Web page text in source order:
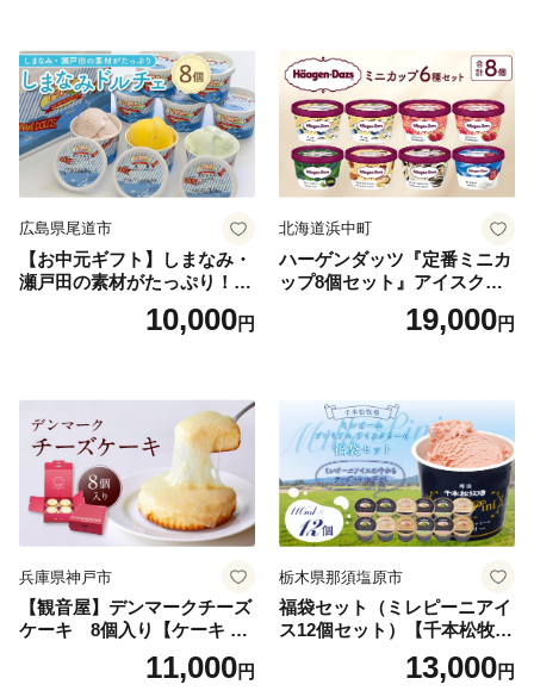
広島県尾道市
【お中元ギフト】しまなみ・
瀬戸田の素材がたっぷり！ジ
10,000円
北海道浜中町
ハーゲンダッツ『定番ミニカ
ップ8個セット』アイスクリ
ーム アイス スイーツ デザー
19,000円
兵庫県神戸市
【観音屋】デンマークチーズ
ケーキ 8個入り【ケーキ チ
ーズケーキ 人気スイーツ お
すすめスイーツ 神戸スイー
11,000円
栃木県那須塩原市
福袋セット（ミレピーニアイ
ス12個セット）【千本松牧
場】 ns025-014-12 【デザー
ト 詰め合わせ ギフト】
13,000円